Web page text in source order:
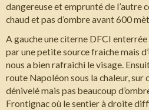
dangereuse et emprunté de l’autre
chaud et pas d’ombre avant 600
A gauche une citerne DFCI
par une petite source fraiche mais
nous a bien rafraichi le visage.
route Napoléon sous la chaleur, sur
dénivelé mais pas beaucoup
Frontignac où le sentier à droite